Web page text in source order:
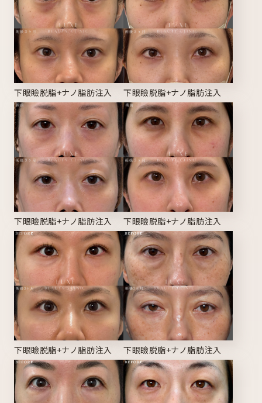
下眼瞼脱脂+ナノ脂肪注入 下眼瞼脱脂+ナノ脂肪注入
下眼瞼脱脂+ナノ脂肪注入 下眼瞼脱脂+ナノ脂肪注入
下眼瞼脱脂+ナノ脂肪注入 下眼瞼脱脂+ナノ脂肪注入